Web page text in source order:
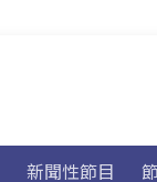
新聞性節目